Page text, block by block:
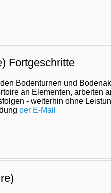
Fortgeschritte
Bodenturnen und
an Elementen, arbeiten
- weiterhin ohne
per E-Mail